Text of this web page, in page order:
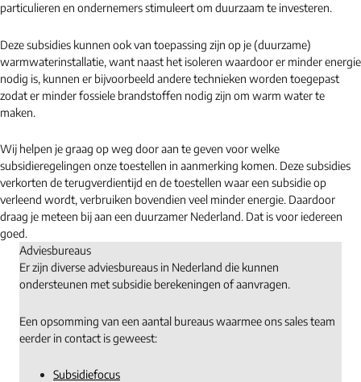
particulieren en ondernemers stimuleert om duurzaam te investeren.
Deze subsidies kunnen ook van toepassing zijn op je (duurzame)
warmwaterinstallatie, want naast het isoleren waardoor er minder energie
nodig is, kunnen er bijvoorbeeld andere technieken worden toegepast
zodat er minder fossiele brandstoffen nodig zijn om warm water te
maken.
Wij helpen je graag op weg door aan te geven voor welke
subsidieregelingen onze toestellen in aanmerking komen. Deze subsidies
verkorten de terugverdientijd en de toestellen waar een subsidie op
verleend wordt, verbruiken bovendien veel minder energie. Daardoor
draag je meteen bij aan een duurzamer Nederland. Dat is voor iedereen
goed.
Adviesbureaus
Er zijn diverse adviesbureaus in Nederland die kunnen
ondersteunen met subsidie berekeningen of aanvragen.
Een opsomming van een aantal bureaus waarmee ons sales team
eerder in contact is geweest:
Subsidiefocus